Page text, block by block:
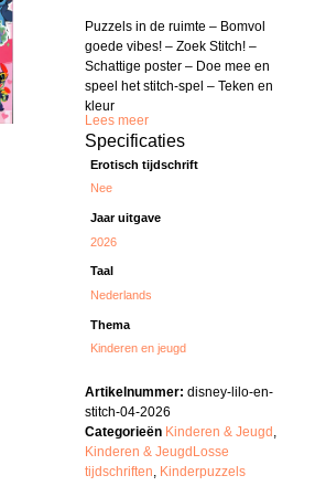
Puzzels in de ruimte – Bomvol
goede vibes! – Zoek Stitch! –
Schattige poster – Doe mee en
speel het stitch-spel – Teken en
kleur
Lees meer
Specificaties
Erotisch tijdschrift
Nee
Jaar uitgave
2026
Taal
Nederlands
Thema
Kinderen en jeugd
Artikelnummer: disney-lilo-en-
stitch-04-2026
Categorieën Kinderen & Jeugd ,
Kinderen & JeugdLosse
tijdschriften, Kinderpuzzels